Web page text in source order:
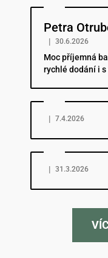
Petra
Hodnocení
| 30.6.2026
Moc příjemná
rychlé dodání i
Hodnocení
| 7.4.2026
Hodnocení
| 31.3.2026